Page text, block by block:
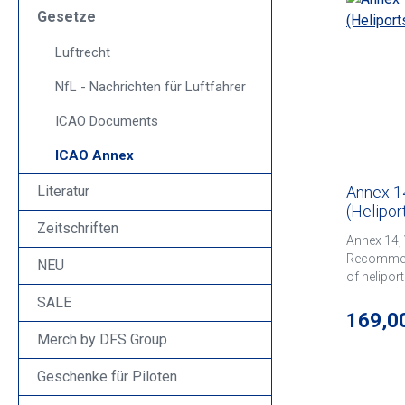
Gesetze
Luftrecht
NfL - Nachrichten für Luftfahrer
ICAO Documents
ICAO Annex
Literatur
Zeitschriften
NEU
SALE
Merch by DFS Group
Geschenke für Piloten
Annex
Annex
of
adopted
2013 and